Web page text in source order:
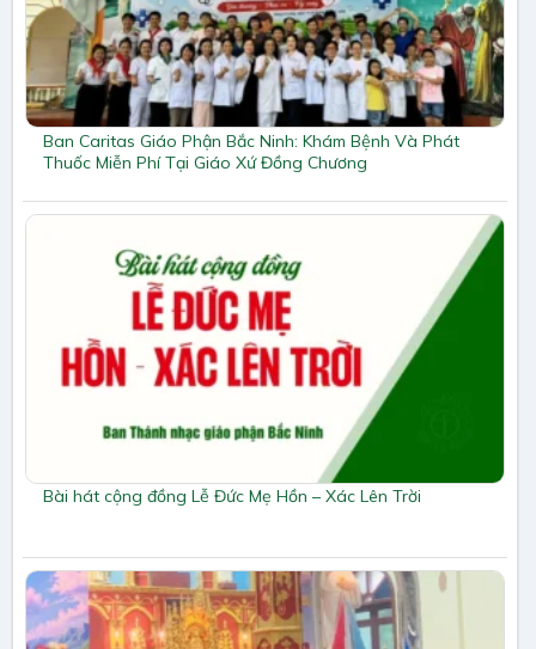
Ban Caritas Giáo Phận Bắc Ninh: Khám Bệnh Và Phát
Thuốc Miễn Phí Tại Giáo Xứ Đồng Chương
Bài hát cộng đồng Lễ Đức Mẹ Hồn – Xác Lên Trời